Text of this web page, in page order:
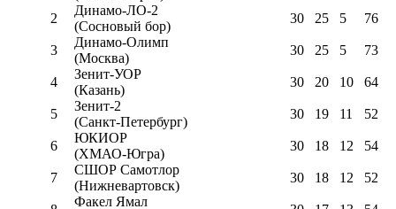
2
Динамо-ЛО-2
(Сосновый бор)
30 25 5 76
3
Динамо-Олимп
(Москва)
30 25 5 73
4
Зенит-УОР
(Казань)
30 20 10 64
5
Зенит-2
(Санкт-Петербург)
30 19 11 52
6
ЮКИОР
(ХМАО-Югра)
30 18 12 54
7
СШОР Самотлор
(Нижневартовск)
30 18 12 52
Факел Ямал